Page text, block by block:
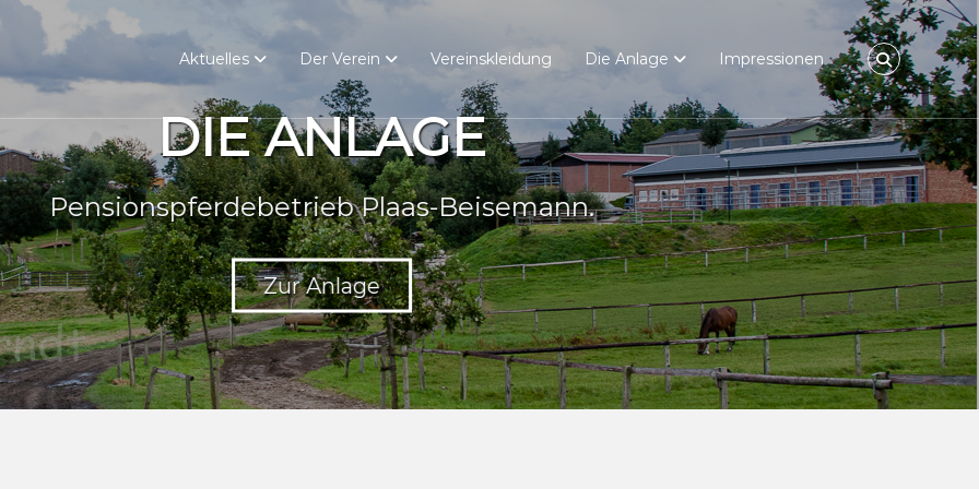
Aktuelles Der Verein Vereinskleidung Die Anlage Impressionen
DIE ANLAGE
Plaas-Beisemann.
Zur Anlage